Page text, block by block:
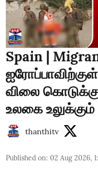
Spain |
விலை
உலகை
thanthitv
Published on: 02 Aug 2026,